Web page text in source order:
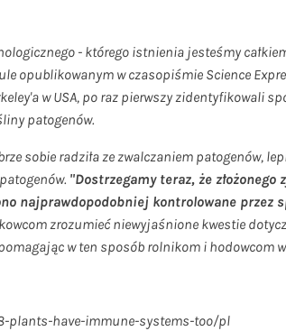
- którego istnienia jesteśmy
opublikowanym wczasopiśmie Science
w USA, po raz pierwszyzidentyfikowali
patogenów.
sobie radziła ze zwalczaniem patogenów,
"Dostrzegamy teraz, że
najprawdopodobniej kontrolowane przez
zrozumieć niewyjaśnione kwestie
w ten sposób rolnikom i hodowcom
plants-have-immune-systems-too/pl